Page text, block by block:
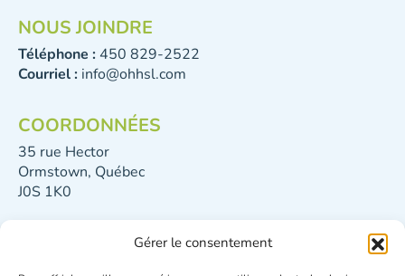
Gérer le consentement
NOUS JOINDRE
Téléphone : 450 829-2522
Courriel : info@ohhsl.com
COORDONNÉES
35 rue Hector
Ormstown, Québec
J0S 1K0